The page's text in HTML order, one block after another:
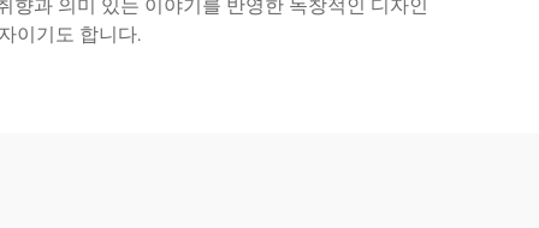
향과 의미 있는 이야기를 반영한 독창적인 디자인
이기도 합니다.